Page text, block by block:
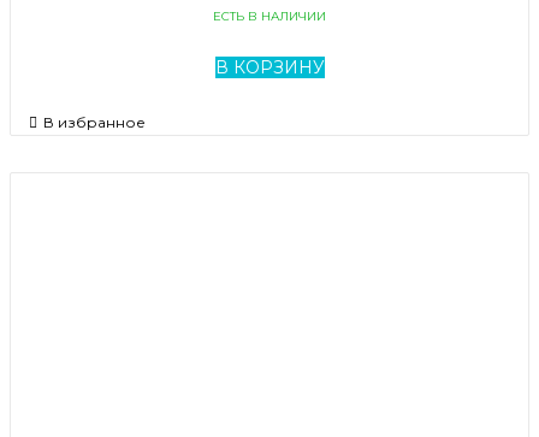
ЕСТЬ В НАЛИЧИИ
В КОРЗИНУ
В избранное